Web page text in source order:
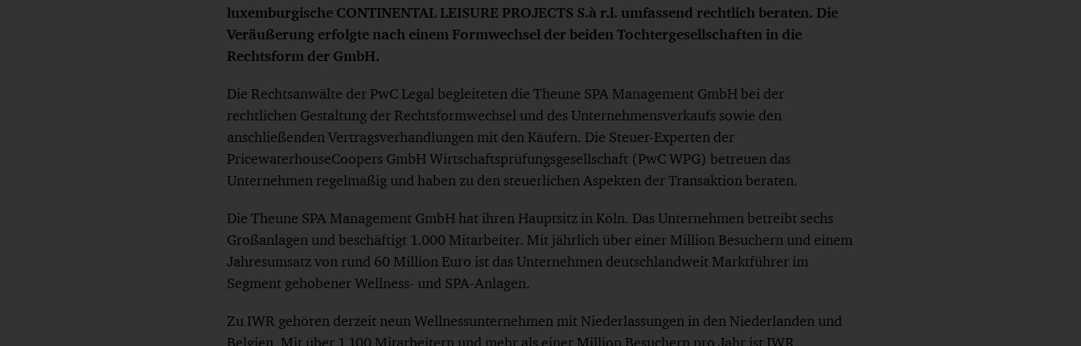
luxemburgische CONTINENTAL LEISURE PROJECTS S.à r.l. umfassend rechtlich beraten. Die
Veräußerung erfolgte nach einem Formwechsel der beiden Tochtergesellschaften in die
Rechtsform der GmbH.
Die Rechtsanwälte der PwC Legal begleiteten die Theune SPA Management GmbH bei der
rechtlichen Gestaltung der Rechtsformwechsel und des Unternehmensverkaufs sowie den
anschließenden Vertragsverhandlungen mit den Käufern. Die Steuer-Experten der
PricewaterhouseCoopers GmbH Wirtschaftsprüfungsgesellschaft (PwC WPG) betreuen das
Unternehmen regelmäßig und haben zu den steuerlichen Aspekten der Transaktion beraten.
Die Theune SPA Management GmbH hat ihren Hauptsitz in Köln. Das Unternehmen betreibt sechs
Großanlagen und beschäftigt 1.000 Mitarbeiter. Mit jährlich über einer Million Besuchern und einem
Jahresumsatz von rund 60 Million Euro ist das Unternehmen deutschlandweit Marktführer im
Segment gehobener Wellness- und SPA-Anlagen.
Zu IWR gehören derzeit neun Wellnessunternehmen mit Niederlassungen in den Niederlanden und
Belgien. Mit über 1.100 Mitarbeitern und mehr als einer Million Besuchern pro Jahr ist IWR